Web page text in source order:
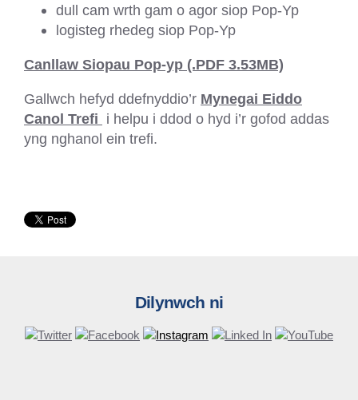
dull cam wrth gam o agor siop Pop-Yp
logisteg rhedeg siop Pop-Yp
Canllaw Siopau Pop-yp (.PDF 3.53MB)
Gallwch hefyd ddefnyddio’r Mynegai Eiddo
Canol Trefi (External
link
window)
i helpu i ddod o hyd i’r gofod addas
yng nghanol ein trefi.
Dilynwch ni